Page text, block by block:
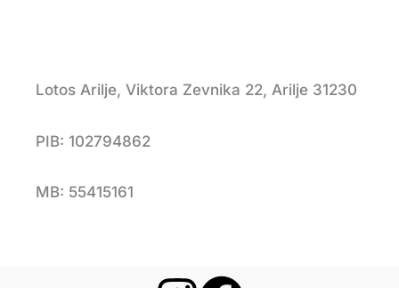
Lotos Arilje, Viktora Zevnika 22, Arilje 31230
PIB: 102794862
MB: 55415161